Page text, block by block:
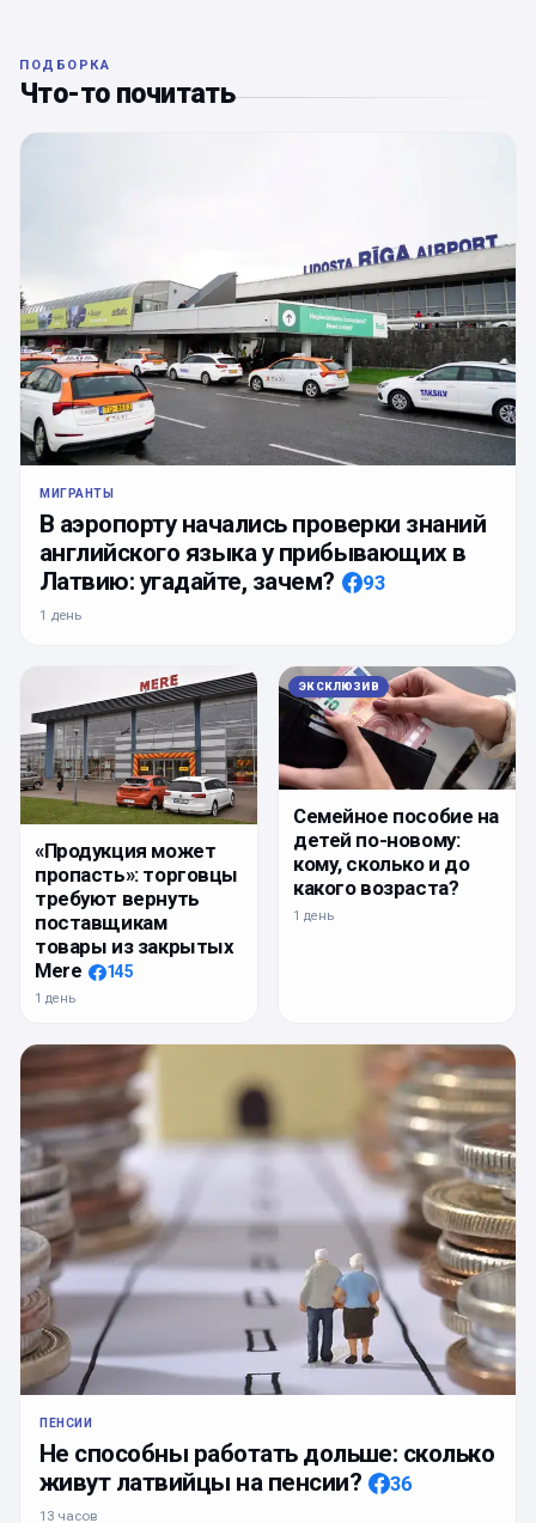
ПОДБОРКА
Что-то почитать
МИГРАНТЫ
В аэропорту начались проверки знаний
английского языка у прибывающих в
Латвию: угадайте, зачем?
93
1 день
«Продукция может
пропасть»: торговцы
требуют вернуть
поставщикам
товары из закрытых
Mere
145
1 день
ЭКСКЛЮЗИВ
Семейное пособие на
детей по-новому:
кому, сколько и до
какого возраста?
1 день
ПЕНСИИ
Не способны работать дольше: сколько
живут латвийцы на пенсии?
36
13 часов